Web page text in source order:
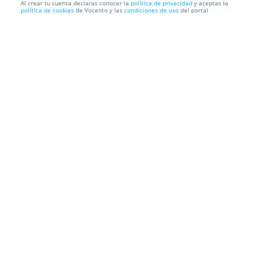
Noche de alojamiento en Hotel Palacio para dos
Al crear tu cuenta declaras conocer la política de privacidad y aceptas la
política de cookies de Vocento y las condiciones de uso del portal